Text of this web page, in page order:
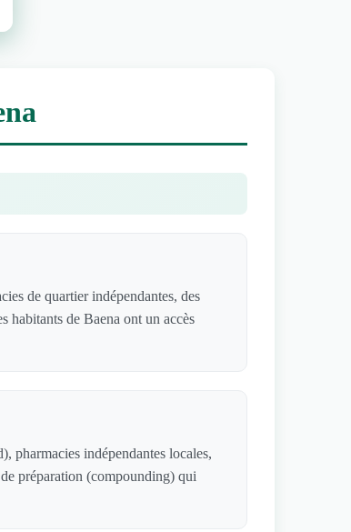
de quartier indépendantes, des
habitants de Baena ont un accès
pharmacies indépendantes locales,
préparation (compounding) qui